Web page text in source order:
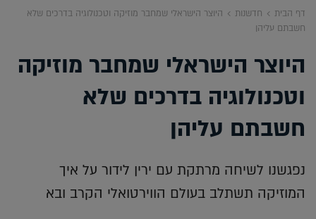
דף הבית חדשנות
היוצר הישראלי שמחבר מוזיקה וטכנולוגיה בדרכים שלא
חשבתם עליהן
היוצר הישראלי שמחבר מוזיקה
וטכנולוגיה בדרכים שלא
חשבתם עליהן
נפגשנו לשיחה מרתקת עם ירין לידור על איך
המוזיקה תשתלב בעולם הווירטואלי הקרב ובא